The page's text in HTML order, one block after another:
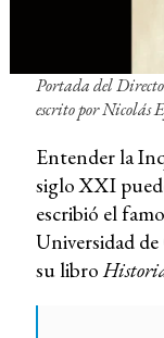
Portada del
escrito por Nicolás
Entender la
siglo XXI
escribió el
Universidad
su libro